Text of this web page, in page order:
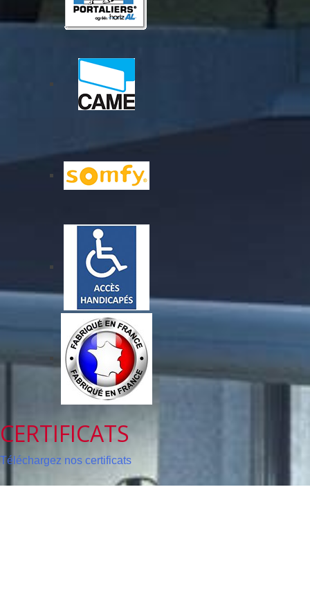
CERTIFICATS
Téléchargez nos certificats